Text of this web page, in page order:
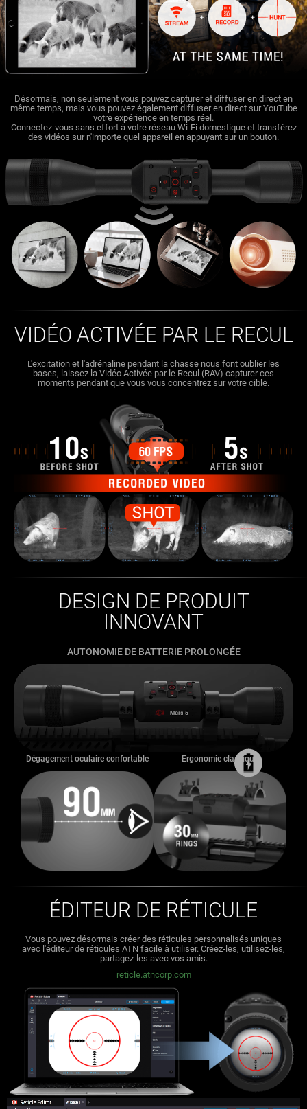
Désormais, non seulement vous pouvez capturer et diffuser en direct en
même temps, mais vous pouvez également diffuser en direct sur YouTube
votre expérience en temps réel.
Connectez-vous sans effort à votre réseau Wi-Fi domestique et transférez
des vidéos sur n'importe quel appareil en appuyant sur un bouton.
VIDÉO ACTIVÉE PAR LE RECUL
L'excitation et l'adrénaline pendant la chasse nous font oublier les
bases, laissez la Vidéo Activée par le Recul (RAV) capturer ces
moments pendant que vous vous concentrez sur votre cible.
DESIGN DE PRODUIT
INNOVANT
AUTONOMIE DE BATTERIE PROLONGÉE
Dégagement oculaire confortable Ergonomie classique
ÉDITEUR DE RÉTICULE
Vous pouvez désormais créer des réticules personnalisés uniques
avec l'éditeur de réticules ATN facile à utiliser. Créez-les, utilisez-les,
partagez-les avec vos amis.
reticle.atncorp.com